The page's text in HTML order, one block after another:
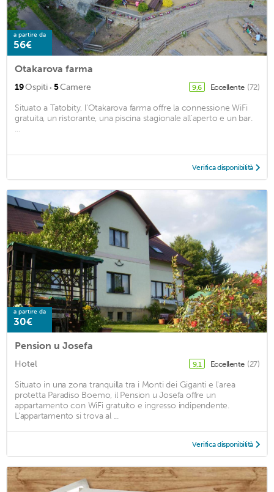
a partire da
56€
Otakarova farma
19Ospiti · 5Camere 9,6 Eccellente (72)
Situato a Tatobity, l'Otakarova farma offre la connessione WiFi
gratuita, un ristorante, una piscina stagionale all'aperto e un bar.
...
Verifica disponibilità
a partire da
30€
Pension u Josefa
Hotel 9,1 Eccellente (27)
Situato in una zona tranquilla tra i Monti dei Giganti e l'area
protetta Paradiso Boemo, il Pension u Josefa offre un
appartamento con WiFi gratuito e ingresso indipendente.
L'appartamento si trova al ...
Verifica disponibilità